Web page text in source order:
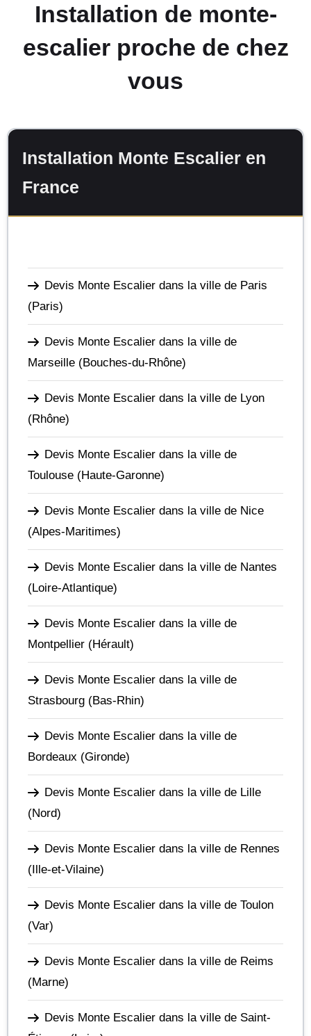
Installation de monte-
escalier proche de chez
vous
Installation Monte Escalier en
France
Devis Monte Escalier dans la ville de Paris
(Paris)
Devis Monte Escalier dans la ville de
Marseille (Bouches-du-Rhône)
Devis Monte Escalier dans la ville de Lyon
(Rhône)
Devis Monte Escalier dans la ville de
Toulouse (Haute-Garonne)
Devis Monte Escalier dans la ville de Nice
(Alpes-Maritimes)
Devis Monte Escalier dans la ville de Nantes
(Loire-Atlantique)
Devis Monte Escalier dans la ville de
Montpellier (Hérault)
Devis Monte Escalier dans la ville de
Strasbourg (Bas-Rhin)
Devis Monte Escalier dans la ville de
Bordeaux (Gironde)
Devis Monte Escalier dans la ville de Lille
(Nord)
Devis Monte Escalier dans la ville de Rennes
(Ille-et-Vilaine)
Devis Monte Escalier dans la ville de Toulon
(Var)
Devis Monte Escalier dans la ville de Reims
(Marne)
Devis Monte Escalier dans la ville de Saint-